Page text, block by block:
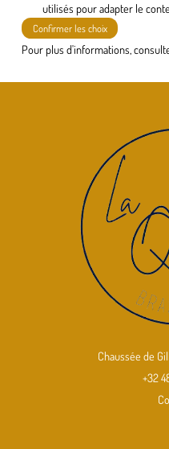
utilisés pour adapter le
Confirmer les choix
Pour plus d'informations,
Chaussée de
+32